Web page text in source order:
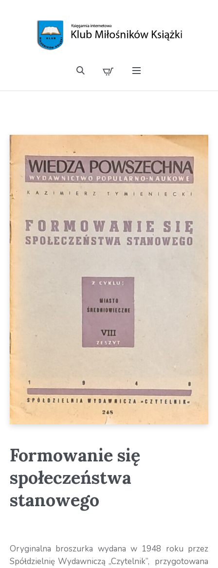
Formowanie się
społeczeństwa
stanowego
Oryginalna broszurka wydana w 1948 roku przez
Spółdzielnię Wydawniczą „Czytelnik”, przygotowana